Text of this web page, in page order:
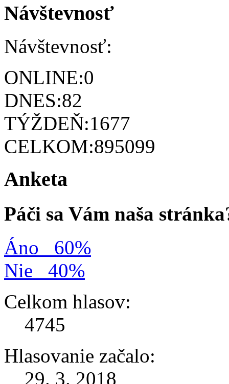
Návštevnosť
Návštevnosť:
ONLINE:0
DNES:82
TÝŽDEŇ:1677
CELKOM:895099
Anketa
Páči sa Vám naša
Áno
60%
Nie
40%
Celkom hlasov:
4745
Hlasovanie začalo:
29. 3. 2018